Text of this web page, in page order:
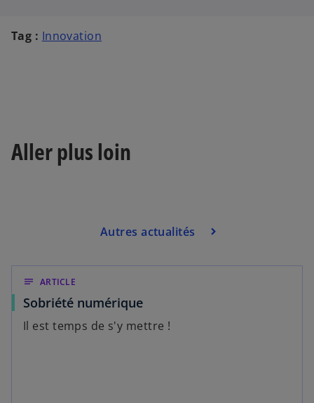
Tag : Innovation
Aller plus loin
Autres actualités
notes ARTICLE
Sobriété numérique
Il est temps de s'y mettre !